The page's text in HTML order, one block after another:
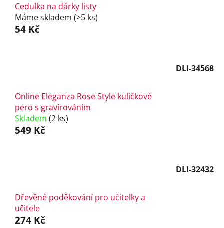
Cedulka na dárky listy
Máme skladem (>5 ks)
54 Kč
DLI-34568
Online Eleganza Rose Style kuličkové
pero s gravírováním
Skladem (2 ks)
549 Kč
DLI-32432
Dřevěné poděkování pro učitelky a
učitele
274 Kč